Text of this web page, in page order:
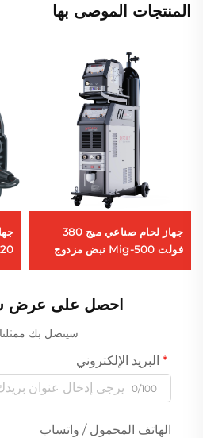
المنتجات الموصى بها
جهاز لحام صناعي ميج 380
فولت Mig-500 نبض مزدوج
احصل على عرض
سيتصل بك ممثلنا
البريد الإلكتروني
0/100
الهاتف المحمول / واتساب